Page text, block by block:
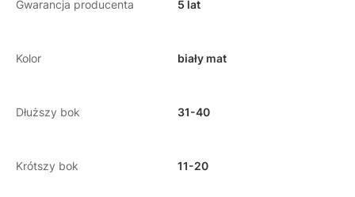
Gwarancja producenta 5 lat
Kolor biały mat
Dłuższy bok 31-40
Krótszy bok 11-20